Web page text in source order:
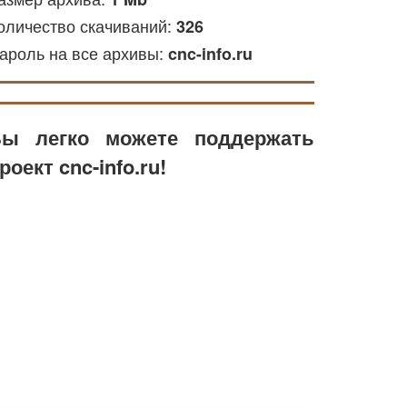
скачиваний: 326
на все архивы: cnc-info.ru
легко можете поддержать
cnc-info.ru!